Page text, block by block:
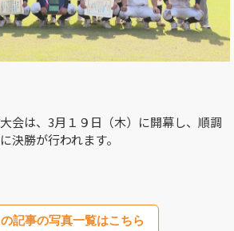
会は、3月１９日（木）に開幕し、順調
決勝が行われます。
記事の写真一覧はこちら